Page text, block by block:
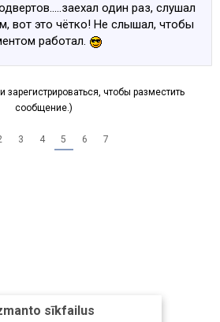
sīkfailus
один раз, слушал
вот это чётко! Не слышал, чтобы
работал.
чтобы разместить
сообщение.)
3 4 5 6 7